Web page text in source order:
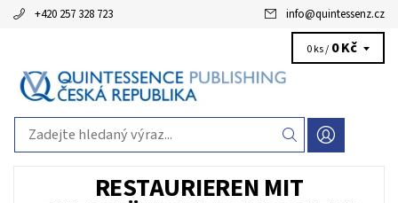
+420 257 328 723 info@quintessenz.cz
0 ks / 0 Kč
RESTAURIEREN MIT